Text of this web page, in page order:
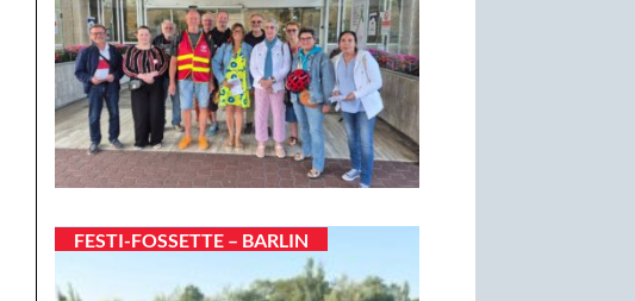
FESTI-FOSSETTE – BARLIN